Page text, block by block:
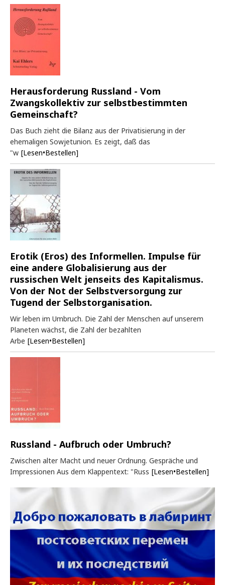
Herausforderung Russland - Vom
Zwangskollektiv zur selbstbestimmten
Gemeinschaft?
Das Buch zieht die Bilanz aus der Privatisierung in der
ehemaligen Sowjetunion. Es zeigt, daß das
"w [Lesen•Bestellen]
Erotik (Eros) des Informellen. Impulse für
eine andere Globalisierung aus der
russischen Welt jenseits des Kapitalismus.
Von der Not der Selbstversorgung zur
Tugend der Selbstorganisation.
Wir leben im Umbruch. Die Zahl der Menschen auf unserem
Planeten wächst, die Zahl der bezahlten
Arbe [Lesen•Bestellen]
Russland - Aufbruch oder Umbruch?
Zwischen alter Macht und neuer Ordnung. Gespräche und
Impressionen Aus dem Klappentext: "Russ [Lesen•Bestellen]